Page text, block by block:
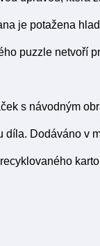
je potažena
puzzle netvoří
s návodným
díla. Dodáváno v